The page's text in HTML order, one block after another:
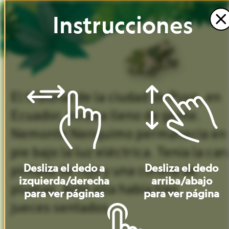
tribunalde la ciudad dePuyo,en
Ecuador,estaba lleno de gente.
Nemonte Nenquimo permanecíaen
pie bajo la luz eléctrica. Tenía la
pintada derojoy una coronade
plumas.Anteella habíatres
jueces sentados.
Instrucciones
Deslizaeldedoa
izquierda/derecha
paraverpáginas
Deslizaeldedo
arriba/abajo
paraver página